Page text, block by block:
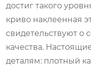
достиг такого
криво наклеенная
свидетельствуют о
качества.
деталям: плотный